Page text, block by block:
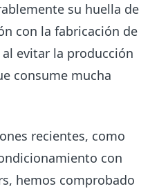
su huella de
con la fabricación de
evitar la producción
consume mucha
recientes, como
con
hemos comprobado